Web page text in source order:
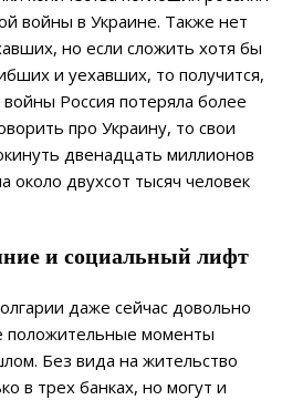
войны в Украине. Также нет
но если сложить хотя бы
и уехавших, то получится,
Россия потеряла более
про Украину, то свои
двенадцать миллионов
около двухсот тысяч человек
и социальный лифт
даже сейчас довольно
положительные моменты
Без вида на жительство
в трех банках, но могут и